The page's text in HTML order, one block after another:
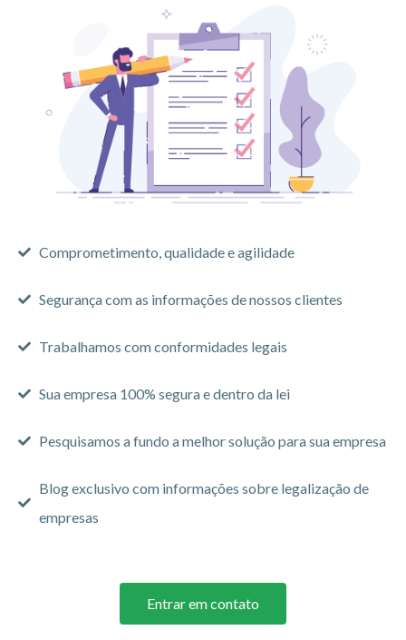
Comprometimento, qualidade e agilidade
Segurança com as informações de nossos clientes
Trabalhamos com conformidades legais
Sua empresa 100% segura e dentro da lei
Pesquisamos a fundo a melhor solução para sua empresa
Blog exclusivo com informações sobre legalização de
empresas
Entrar em contato